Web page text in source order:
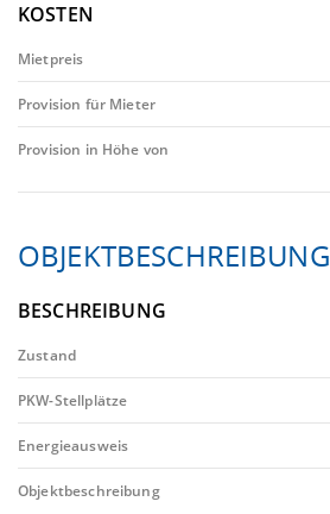
KOSTEN
Mietpreis
Provision für Mieter
Provision in Höhe von
OBJEKTBESCHREIBUNG
BESCHREIBUNG
Zustand
PKW-Stellplätze
Energieausweis
Objektbeschreibung